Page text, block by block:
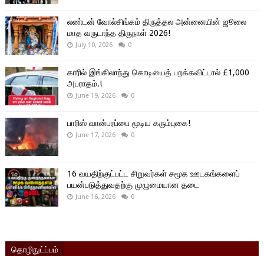
லண்டன் வோல்சிங்கம் திருத்தல அன்னையின் ஜூலை
மாத வருடாந்த திருநாள் 2026!
July 10, 2026 0
காரில் இங்கிலாந்து கொடியைத் பறக்கவிட்டால் £1,000
அபராதம்.!
June 19, 2026 0
பாரிஸ் வான்பரப்பை மூடிய கரும்புகை!
June 17, 2026 0
16 வயதிற்குட்பட்ட சிறுவர்கள் சமூக ஊடகங்களைப்
பயன்படுத்துவதற்கு முழுமையான தடை
June 16, 2026 0
தொழிநுட்ப்பம்